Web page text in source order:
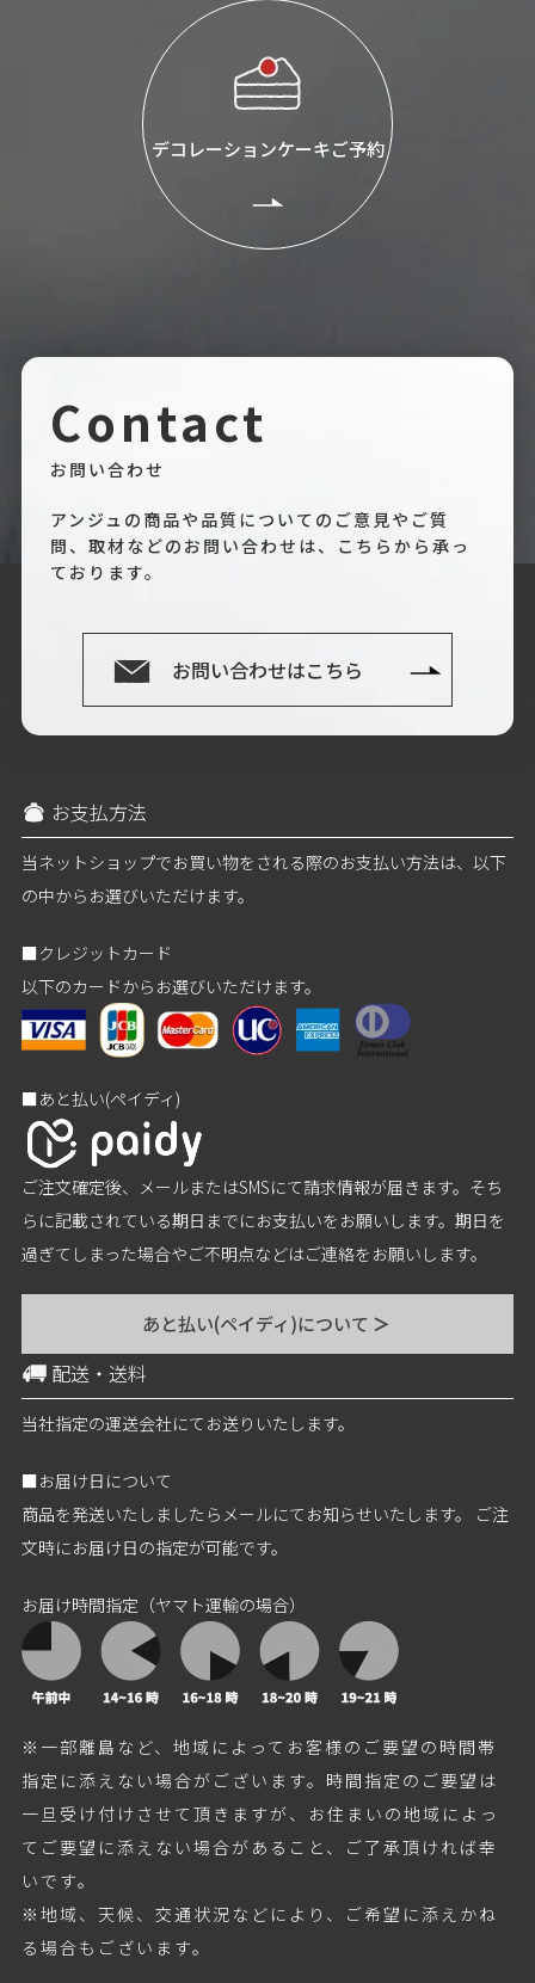
デコレーションケーキご予約
Contact
お問い合わせ
アンジュの商品や品質についてのご意見やご質
問、取材などのお問い合わせは、こちらから承っ
ております。
お問い合わせはこちら
お支払方法
当ネットショップでお買い物をされる際のお支払い方法は、以下
の中からお選びいただけます。
■クレジットカード
以下のカードからお選びいただけます。
■あと払い(ペイディ)
ご注文確定後、メールまたはSMSにて請求情報が届きます。そち
らに記載されている期日までにお支払いをお願いします。期日を
過ぎてしまった場合やご不明点などはご連絡をお願いします。
あと払い(ペイディ)について ＞
配送・送料
当社指定の運送会社にてお送りいたします。
■お届け日について
商品を発送いたしましたらメールにてお知らせいたします。 ご注
文時にお届け日の指定が可能です。
お届け時間指定（ヤマト運輸の場合）
※一部離島など、地域によってお客様のご要望の時間帯
指定に添えない場合がございます。時間指定のご要望は
一旦受け付けさせて頂きますが、お住まいの地域によっ
てご要望に添えない場合があること、ご了承頂ければ幸
いです。
※地域、天候、交通状況などにより、ご希望に添えかね
る場合もございます。